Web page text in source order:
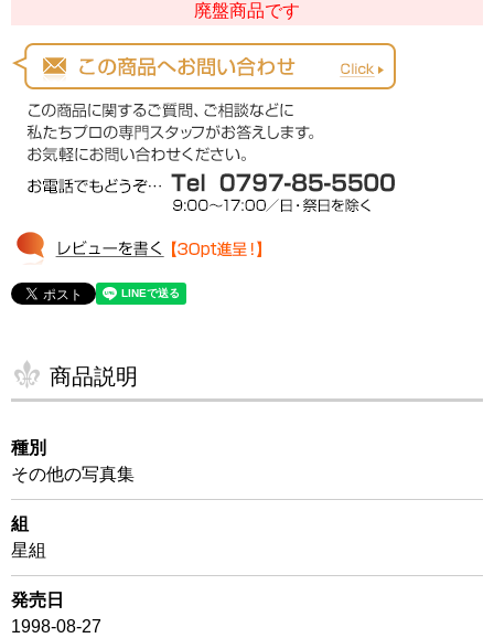
廃盤商品です
商品説明
種別
その他の写真集
組
星組
発売日
1998-08-27